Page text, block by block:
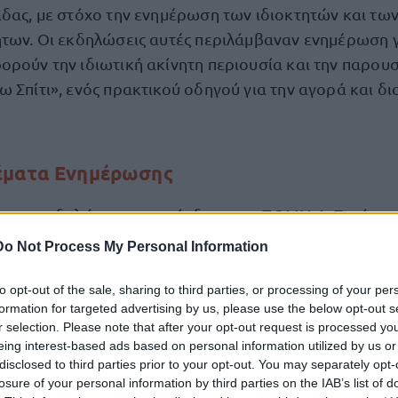
Not Process My Personal Information
opt-out of the sale, sharing to third parties, or processing of your
for targeted advertising by us, please use the below opt-out
selection. Please note that after your opt-out request is processed
interest-based ads based on personal information utilized by us
to third parties prior to your opt-out. You may separately
of your personal information by third parties on the IAB’s list of
με στόχο την ενημέρωση των ιδιοκτητών και
Οι εκδηλώσεις αυτές περιλάμβαναν ενημέρωση
την ιδιωτική ακίνητη περιουσία και την
Σπίτι», ενός πρακτικού οδηγού για την αγορά και
Ενημέρωσης
των εκδηλώσεων, ο πρόεδρος της ΠΟΜΙΔΑ,
για μια σειρά θεμάτων που αφορούν
αλλαγές στη φορολογία εισοδήματος και κεφαλαίου
στις μισθώσεις κατοικιών και επαγγελματικών